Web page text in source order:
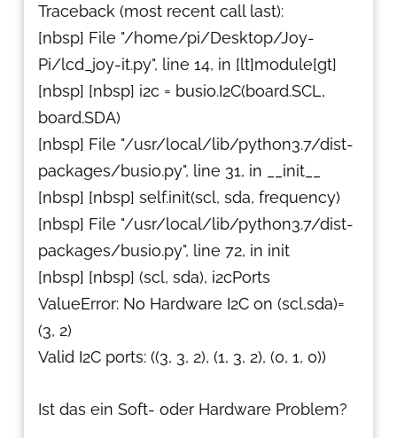
Traceback (most recent call last):
[nbsp] File "/home/pi/Desktop/Joy-
Pi/lcd_joy-it.py", line 14, in [lt]module[gt]
[nbsp] [nbsp] i2c = busio.I2C(board.SCL,
board.SDA)
[nbsp] File "/usr/local/lib/python3.7/dist-
packages/busio.py", line 31, in __init__
[nbsp] [nbsp] self.init(scl, sda, frequency)
[nbsp] File "/usr/local/lib/python3.7/dist-
packages/busio.py", line 72, in init
[nbsp] [nbsp] (scl, sda), i2cPorts
ValueError: No Hardware I2C on (scl,sda)=
(3, 2)
Valid I2C ports: ((3, 3, 2), (1, 3, 2), (0, 1, 0))
Ist das ein Soft- oder Hardware Problem?